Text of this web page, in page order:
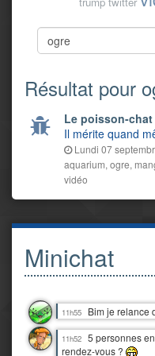
Résultat pour
Le poisson-
Il mérite quand
Lundi 07
aquarium, ogre,
vidéo
Minichat
11h55 Bim je relance
11h52 5 personnes
rendez-vous ?